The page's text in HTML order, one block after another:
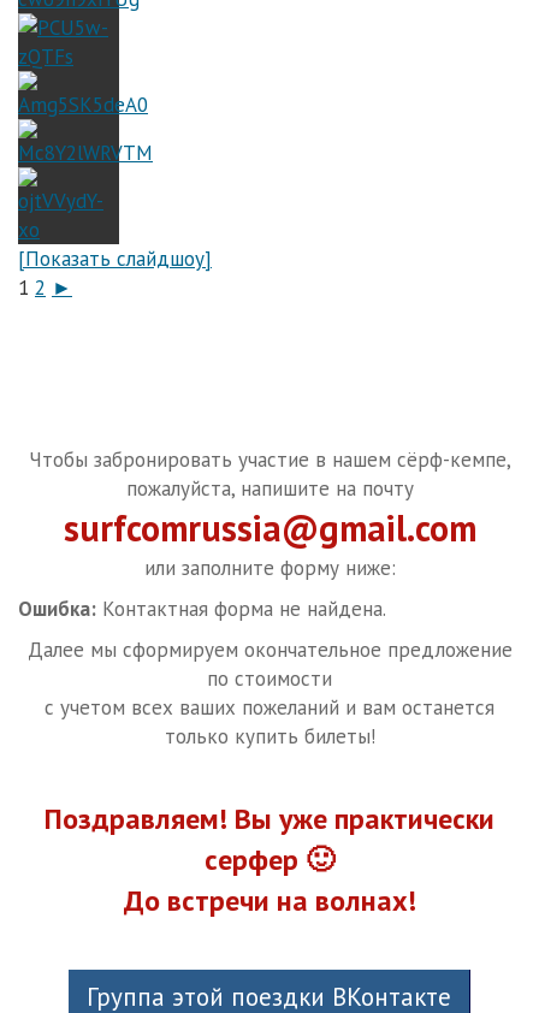
[Показать слайдшоу]
1 2 ►
Чтобы забронировать участие в нашем сёрф-кемпе,
пожалуйста, напишите на почту
surfcomrussia@gmail.com
или заполните форму ниже:
Ошибка: Контактная форма не найдена.
Далее мы сформируем окончательное предложение
по стоимости
с учетом всех ваших пожеланий и вам останется
только купить билеты!
Поздравляем! Вы уже практически
серфер 🙂
До встречи на волнах!
Группа этой поездки ВКонтакте